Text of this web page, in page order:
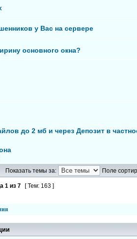
у Вас на сервере
основного окна?
до 2 мб и через Депозит в
Показать темы за:
Поле
1 из 7 [ Тем: 163 ]